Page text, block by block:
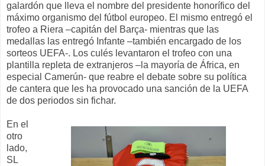
galardón que lleva el nombre del presidente honorífico del
máximo organismo del fútbol europeo. El mismo entregó el
trofeo a Riera –capitán del Barça- mientras que las
medallas las entregó Infante –también encargado de los
sorteos UEFA-. Los culés levantaron el trofeo con una
plantilla repleta de extranjeros –la mayoría de África, en
especial Camerún- que reabre el debate sobre su política
de cantera que les ha provocado una sanción de la UEFA
de dos periodos sin fichar.
En el
otro
lado,
SL